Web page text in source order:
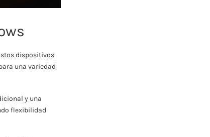
dispositivos
una variedad
y una
flexibilidad